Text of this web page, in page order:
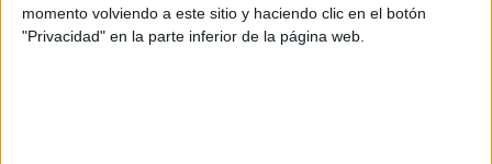
momento volviendo a este sitio y haciendo clic en el botón
"Privacidad" en la parte inferior de la página web.